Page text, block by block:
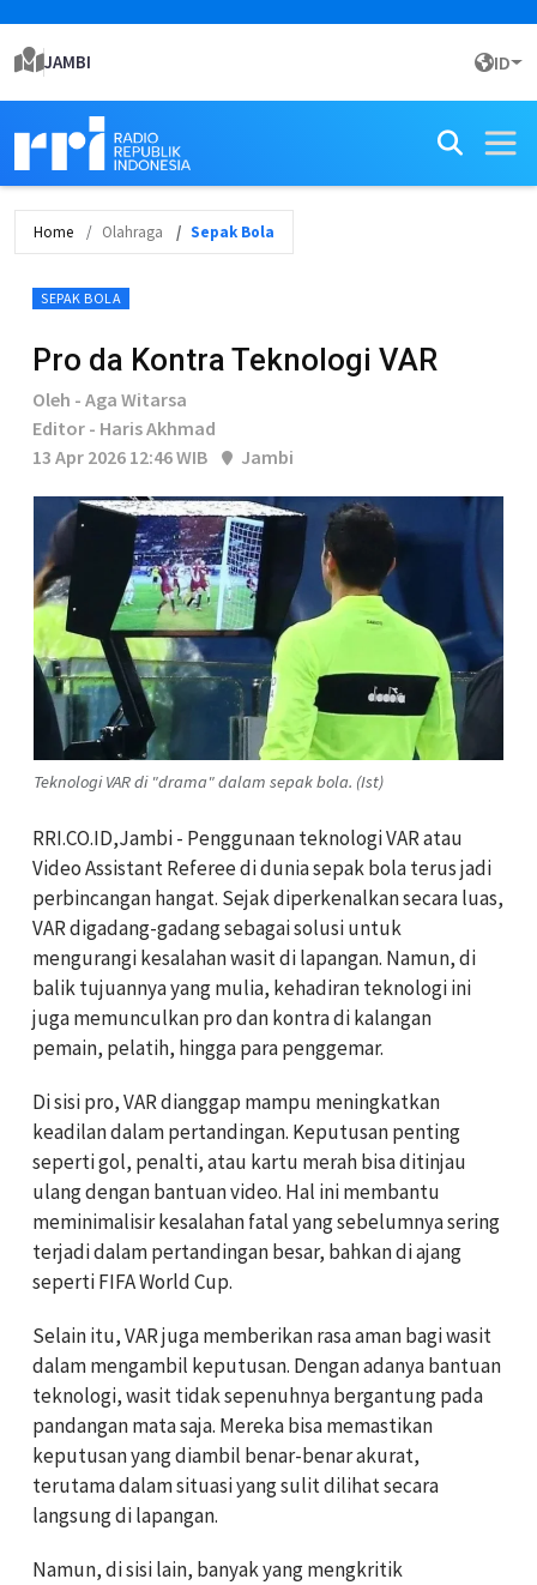
JAMBI ID
Home Olahraga Sepak Bola
SEPAK BOLA
Pro da Kontra Teknologi VAR
Oleh - Aga Witarsa
Editor - Haris Akhmad
13 Apr 2026 12:46 WIB
Jambi
Teknologi VAR di "drama" dalam sepak bola. (Ist)
RRI.CO.ID,Jambi - Penggunaan teknologi VAR atau
Video Assistant Referee di dunia sepak bola terus jadi
perbincangan hangat. Sejak diperkenalkan secara luas,
VAR digadang-gadang sebagai solusi untuk
mengurangi kesalahan wasit di lapangan. Namun, di
balik tujuannya yang mulia, kehadiran teknologi ini
juga memunculkan pro dan kontra di kalangan
pemain, pelatih, hingga para penggemar.
Di sisi pro, VAR dianggap mampu meningkatkan
keadilan dalam pertandingan. Keputusan penting
seperti gol, penalti, atau kartu merah bisa ditinjau
ulang dengan bantuan video. Hal ini membantu
meminimalisir kesalahan fatal yang sebelumnya sering
terjadi dalam pertandingan besar, bahkan di ajang
seperti FIFA World Cup.
Selain itu, VAR juga memberikan rasa aman bagi wasit
dalam mengambil keputusan. Dengan adanya bantuan
teknologi, wasit tidak sepenuhnya bergantung pada
pandangan mata saja. Mereka bisa memastikan
keputusan yang diambil benar-benar akurat,
terutama dalam situasi yang sulit dilihat secara
langsung di lapangan.
Namun, di sisi lain, banyak yang mengkritik